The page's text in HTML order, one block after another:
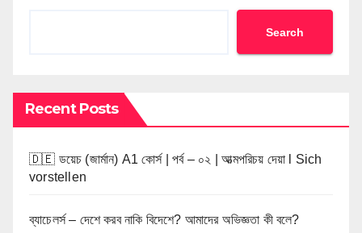
Search
Recent Posts
🇩🇪 ডয়েচ (জার্মান) A1 কোর্স | পর্ব – ০২ | আত্মপরিচয় দেয়া l Sich
vorstellen
ব্যাচেলর্স – দেশে করব নাকি বিদেশে? আমাদের অভিজ্ঞতা কী বলে?